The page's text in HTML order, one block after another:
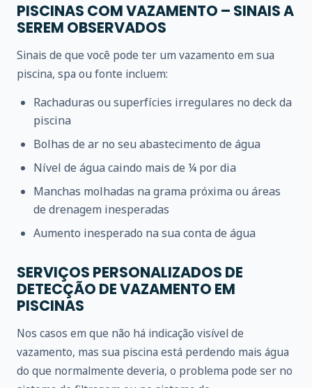
PISCINAS COM VAZAMENTO – SINAIS A
SEREM OBSERVADOS
Sinais de que você pode ter um vazamento em sua
piscina, spa ou fonte incluem:
Rachaduras ou superfícies irregulares no deck da
piscina
Bolhas de ar no seu abastecimento de água
Nível de água caindo mais de ¼ por dia
Manchas molhadas na grama próxima ou áreas
de drenagem inesperadas
Aumento inesperado na sua conta de água
SERVIÇOS PERSONALIZADOS DE
DETECÇÃO DE VAZAMENTO EM
PISCINAS
Nos casos em que não há indicação visível de
vazamento, mas sua piscina está perdendo mais água
do que normalmente deveria, o problema pode ser no